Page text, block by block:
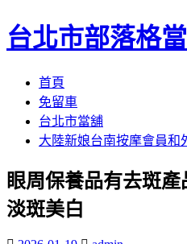
台北市部落格
首頁
免留車
台北市當舖
大陸新娘台南按摩會員和
眼周保養品有去斑
淡斑美白